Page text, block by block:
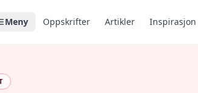
Meny Oppskrifter Artikler Inspirasjon